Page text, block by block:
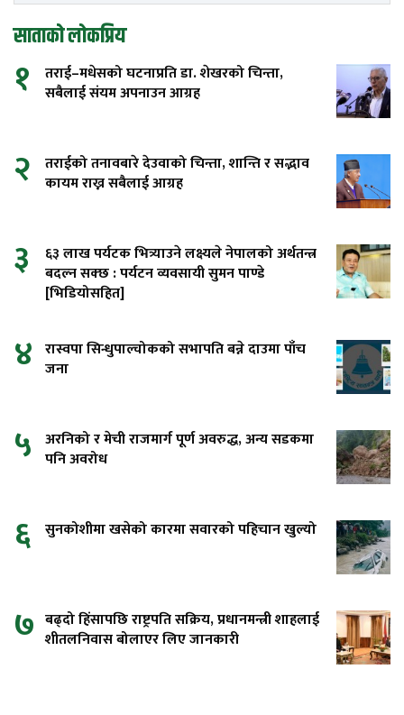
साताको लोकप्रिय
१
तराई–मधेसको घटनाप्रति डा. शेखरको चिन्ता,
सबैलाई संयम अपनाउन आग्रह
२
तराईको तनावबारे देउवाको चिन्ता, शान्ति र सद्भाव
कायम राख्न सबैलाई आग्रह
३
६३ लाख पर्यटक भित्र्याउने लक्ष्यले नेपालको अर्थतन्त्र
बदल्न सक्छ : पर्यटन व्यवसायी सुमन पाण्डे
[भिडियोसहित]
४ रास्वपा सिन्धुपाल्चोकको सभापति बन्ने दाउमा पाँच
जना
५ अरनिको र मेची राजमार्ग पूर्ण अवरुद्ध, अन्य सडकमा
पनि अवरोध
६ सुनकोशीमा खसेको कारमा सवारको पहिचान खुल्यो
७ बढ्दो हिंसापछि राष्ट्रपति सक्रिय, प्रधानमन्त्री शाहलाई
शीतलनिवास बोलाएर लिए जानकारी